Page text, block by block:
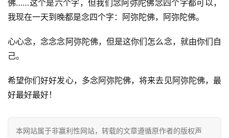
菩
提
专
题
公
益
佛……这个是六个字，但我们念阿弥陀佛念四个字都可以，
我现在一天到晚都是念四个字：阿弥陀佛，阿弥陀佛。
心心念，念念念阿弥陀佛，但是这你们怎么念，就由你们自
己。
希望你们好好发心，多念阿弥陀佛，将来去见阿弥陀佛，最
好最好最好！
本网站属于非赢利性网站，转载的文章遵循原作者的版权声